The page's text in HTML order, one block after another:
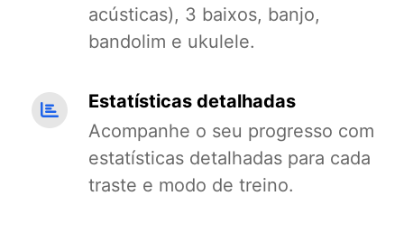
acústicas), 3 baixos, banjo,
bandolim e ukulele.
Estatísticas detalhadas
Acompanhe o seu progresso com
estatísticas detalhadas para cada
traste e modo de treino.